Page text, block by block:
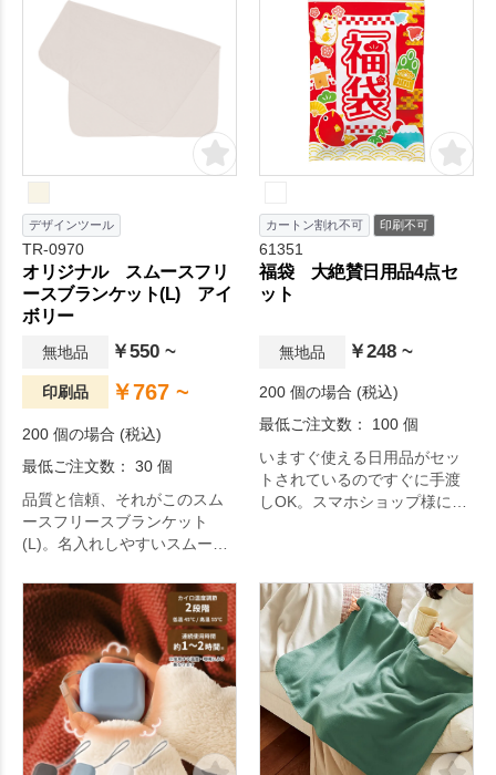
す。名入れができるのはスム
ース面のみとなりますが、そ
の分印刷が綺麗に映えるよう
になりました。また、基本的
にファー面を内側にしてお使
いいただくため、自然にプリ
ントが目に入るのもうれしい
ポイントです。オリジナルグ
り。
デザインツール
TR-0970
オリジナル スムースフリ
ースブランケット(L) アイ
ボリー
無地品 ￥550 ~
印刷品 ￥767 ~
200 個の場合 (税込)
最低ご注文数： 30 個
品質と信頼、それがこのスム
ースフリースブランケット
(L)。名入れしやすいスムース
能的なダブルフェイスが嬉し
いフリースブランケットで
す。名入れができるのはスム
ース面のみとなりますが、そ
の分印刷が綺麗に映えるよう
になりました。また、基本的
にファー面を内側にしてお使
いいただくため、自然にプリ
ントが目に入るのもうれしい
カートン割れ不可 印刷不可
61351
福袋 大絶賛日用品4点セ
ット
無地品 ￥248 ~
200 個の場合 (税込)
最低ご注文数： 100 個
いますぐ使える日用品がセッ
トされているのですぐに手渡
しOK。スマホショップ様に大